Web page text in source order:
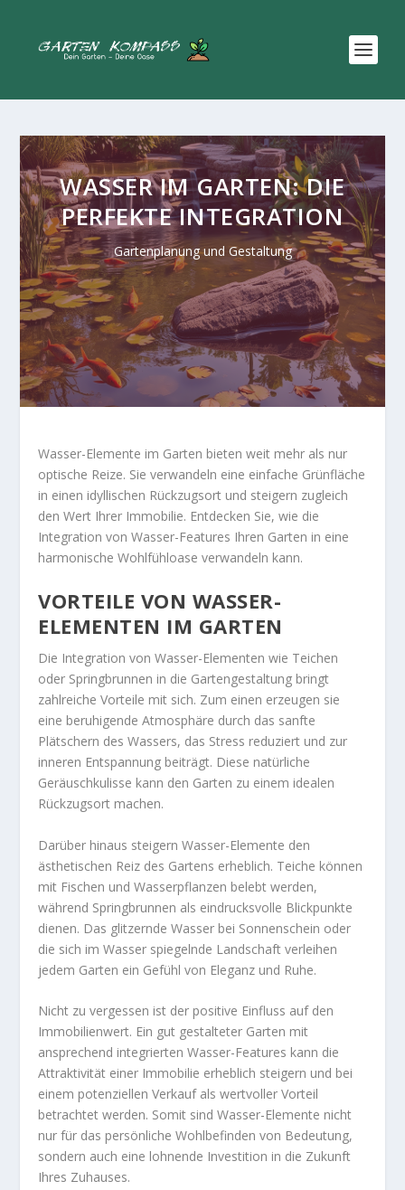
WASSER IM GARTEN: DIE
PERFEKTE INTEGRATION
Gartenplanung und Gestaltung
Wasser-Elemente im Garten bieten weit mehr als nur
optische Reize. Sie verwandeln eine einfache Grünfläche
in einen idyllischen Rückzugsort und steigern zugleich
den Wert Ihrer Immobilie. Entdecken Sie, wie die
Integration von Wasser-Features Ihren Garten in eine
harmonische Wohlfühloase verwandeln kann.
VORTEILE VON WASSER-
ELEMENTEN IM GARTEN
Die Integration von Wasser-Elementen wie Teichen
oder Springbrunnen in die Gartengestaltung bringt
zahlreiche Vorteile mit sich. Zum einen erzeugen sie
eine beruhigende Atmosphäre durch das sanfte
Plätschern des Wassers, das Stress reduziert und zur
inneren Entspannung beiträgt. Diese natürliche
Geräuschkulisse kann den Garten zu einem idealen
Rückzugsort machen.
Darüber hinaus steigern Wasser-Elemente den
ästhetischen Reiz des Gartens erheblich. Teiche können
mit Fischen und Wasserpflanzen belebt werden,
während Springbrunnen als eindrucksvolle Blickpunkte
dienen. Das glitzernde Wasser bei Sonnenschein oder
die sich im Wasser spiegelnde Landschaft verleihen
jedem Garten ein Gefühl von Eleganz und Ruhe.
Nicht zu vergessen ist der positive Einfluss auf den
Immobilienwert. Ein gut gestalteter Garten mit
ansprechend integrierten Wasser-Features kann die
Attraktivität einer Immobilie erheblich steigern und bei
einem potenziellen Verkauf als wertvoller Vorteil
betrachtet werden. Somit sind Wasser-Elemente nicht
nur für das persönliche Wohlbefinden von Bedeutung,
sondern auch eine lohnende Investition in die Zukunft
Ihres Zuhauses.